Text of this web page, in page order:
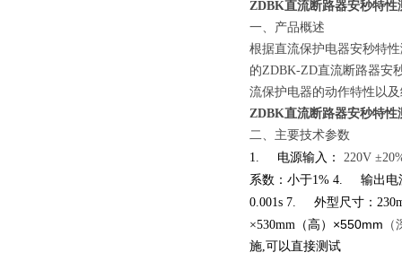
ZDBK直流断路器安秒特性
一、产品概述
根据直流保护电器安秒特
的ZDBK-ZD直流断路器安
流保护电器的动作特性以
ZDBK直流断路器安秒特性
二、主要技术参数
1. 电源输入： 220V
系数：小于1% 4. 输出电
0.001s 7. 外型尺寸：
×530mm （高）×550mm
施,可以直接测试